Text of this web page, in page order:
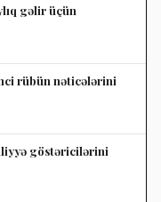
gəlir üçün
rübün nəticələrini
göstəricilərini